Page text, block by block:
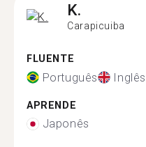
K.
Carapicuiba
FLUENTE
Português Inglês
APRENDE
Japonês